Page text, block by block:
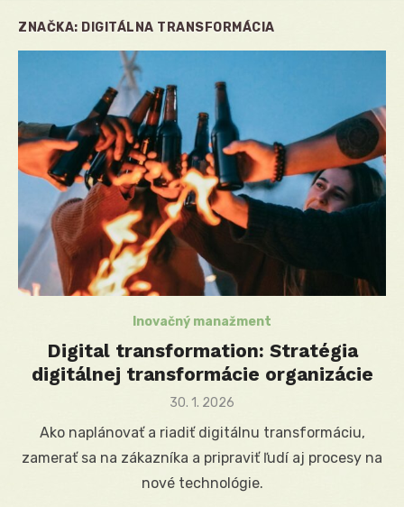
ZNAČKA: DIGITÁLNA TRANSFORMÁCIA
Inovačný manažment
Digital transformation: Stratégia
digitálnej transformácie organizácie
Posted
30. 1. 2026
Ako naplánovať a riadiť digitálnu transformáciu,
zamerať sa na zákazníka a pripraviť ľudí aj procesy na
nové technológie.